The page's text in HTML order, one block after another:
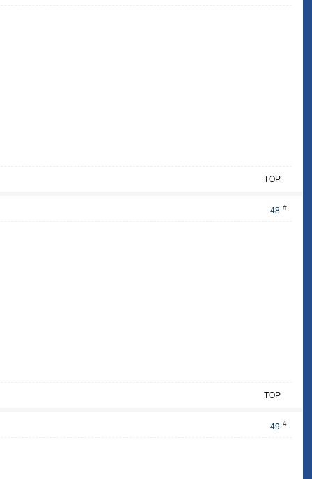
TOP
48 #
TOP
49 #